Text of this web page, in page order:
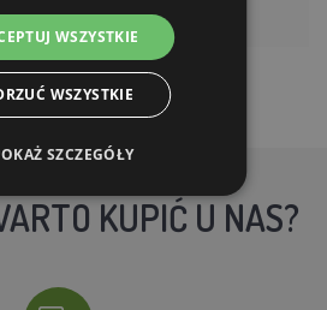
bębnem DUO
KUPIĆ U NAS?
WSZYSTKIE
WSZYSTKIE
SZCZEGÓŁY